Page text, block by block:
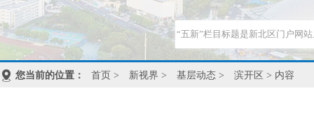
您当前的位置： 首页 > 新视界 > 基层动态 > 滨开区 > 内容